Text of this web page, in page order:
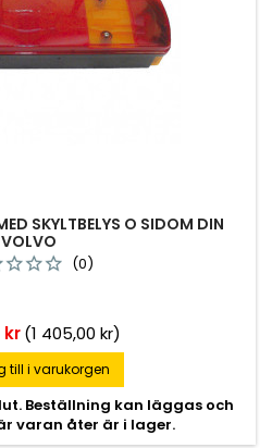
SKYLTBELYS O SIDOM DIN
VOLVO
(0)
kr(1 405,00 kr)
till i varukorgen
Beställning kan läggas och
varan åter är i lager.